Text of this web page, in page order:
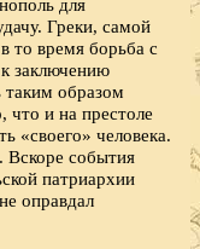
Греки, самой
то время борьба с
заключению
образом
что и на престоле
«своего» человека.
Вскоре события
патриархии
оправдал